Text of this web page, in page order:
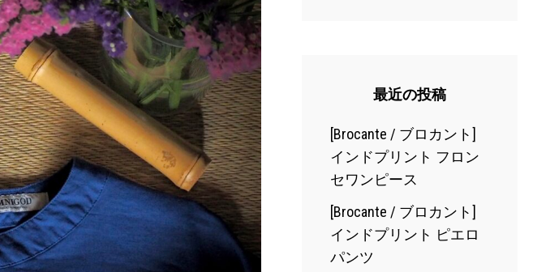
最近の投稿
[Brocante / ブロカント]
インドプリント フロン
セワンピース
[Brocante / ブロカント]
インドプリント ピエロ
パンツ